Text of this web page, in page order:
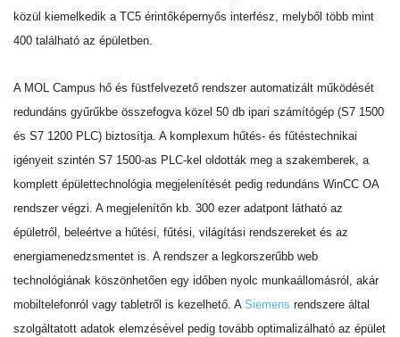
közül kiemelkedik a TC5 érintőképernyős interfész, melyből több mint
400 található az épületben.
A MOL Campus hő és füstfelvezető rendszer automatizált működését
redundáns gyűrűkbe összefogva közel 50 db ipari számítógép (S7 1500
és S7 1200 PLC) biztosítja. A komplexum hűtés- és fűtéstechnikai
igényeit szintén S7 1500-as PLC-kel oldották meg a szakemberek, a
komplett épülettechnológia megjelenítését pedig redundáns WinCC OA
rendszer végzi. A megjelenítőn kb. 300 ezer adatpont látható az
épületről, beleértve a hűtési, fűtési, világítási rendszereket és az
energiamenedzsmentet is. A rendszer a legkorszerűbb web
technológiának köszönhetően egy időben nyolc munkaállomásról, akár
mobiltelefonról vagy tabletről is kezelhető. A Siemens rendszere által
szolgáltatott adatok elemzésével pedig tovább optimalizálható az épület